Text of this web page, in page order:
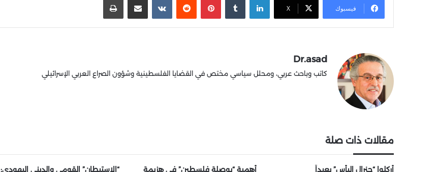
فيسبوك X
Dr.asad
كاتب وباحث عربي، ومحلل سياسي مختص في القضايا الفلسطينية وشؤون الصراع العربي الإسرائيلي
مقالات ذات صلة
أُركلوا “جنرال اليأس” بعيداً أهمية “بوصلة فلسطين” في هزيمة “الاستيطان” القومي والديني اليهودي: